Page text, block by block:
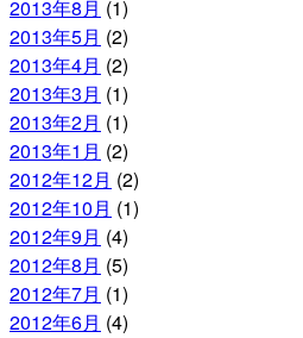
2013年8月 (1)
2013年5月 (2)
2013年4月 (2)
2013年3月 (1)
2013年2月 (1)
2013年1月 (2)
2012年12月 (2)
2012年10月 (1)
2012年9月 (4)
2012年8月 (5)
2012年7月 (1)
2012年6月 (4)